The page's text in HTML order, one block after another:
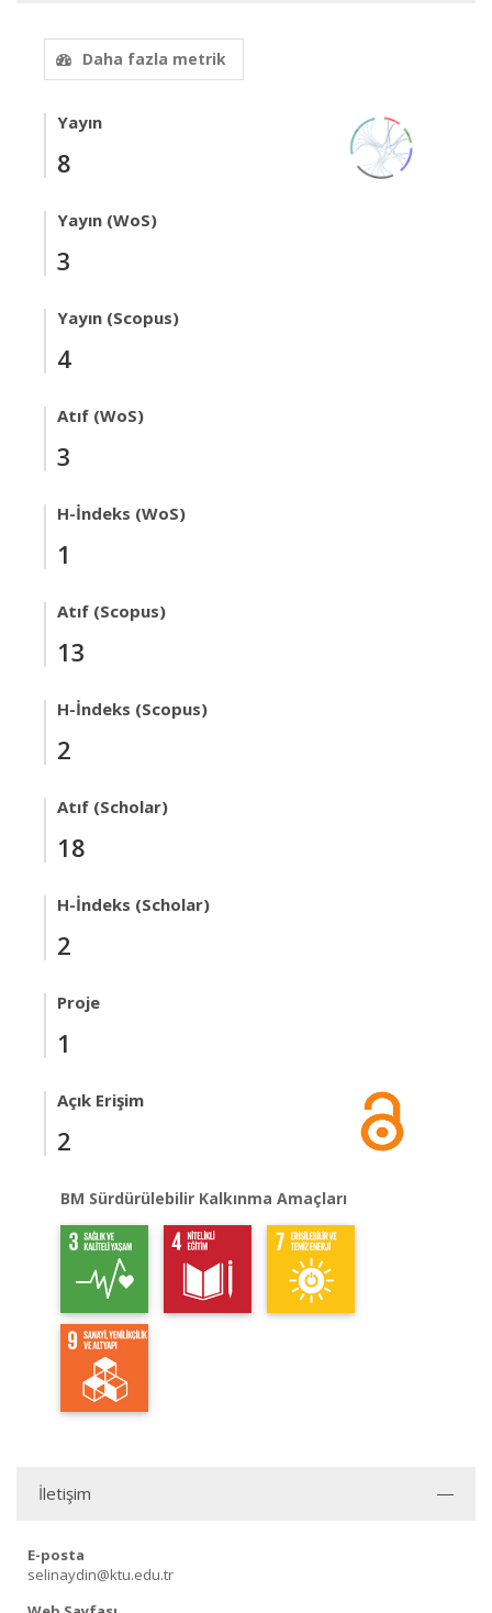
Daha fazla metrik
Yayın
8
Yayın (WoS)
3
Yayın (Scopus)
4
Atıf (WoS)
3
H-İndeks (WoS)
1
Atıf (Scopus)
13
H-İndeks (Scopus)
2
Atıf (Scholar)
18
H-İndeks (Scholar)
2
Proje
1
Açık Erişim
2
BM Sürdürülebilir Kalkınma Amaçları
İletişim
E-posta
selinaydin@ktu.edu.tr